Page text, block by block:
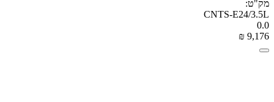
מק"ט:
CNTS-E24/3.5L
0.0
₪ 9,176